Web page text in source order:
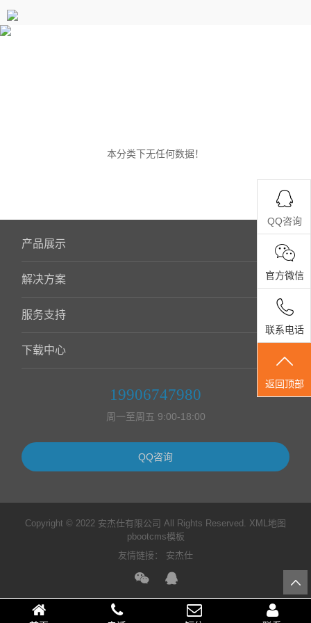
本分类下无任何数据！
产品展示
解决方案
服务支持
下载中心
19906747980
周一至周五 9:00-18:00
QQ咨询
Copyright © 2022 安杰仕有限公司 All Rights Reserved. XML地图
pbootcms模板
友情链接： 安杰仕
QQ咨询
官方微信
联系电话
返回顶部